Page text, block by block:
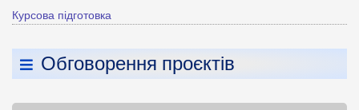
Курсова підготовка
Обговорення проєктів